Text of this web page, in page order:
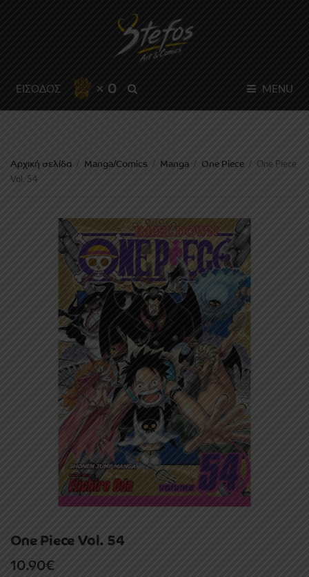
ΕΙΣΟΔΟΣ × 0 MENU
Αρχική σελίδα / Manga/Comics / Manga / One Piece / One Piece
Vol. 54
One Piece Vol. 54
10.90€